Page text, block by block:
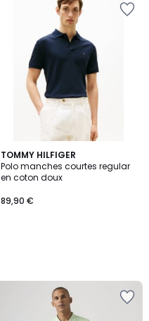
TOMMY HILFIGER
Polo manches courtes regular
en coton doux
89,90 €